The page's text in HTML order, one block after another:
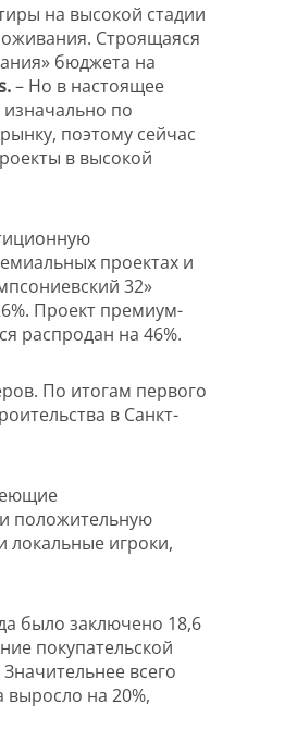
на высокой стадии
Строящаяся
бюджета на
– Но в настоящее
по
поэтому сейчас
в высокой
проектах и
32»
Проект премиум-
распродан на 46%.
По итогам первого
в Санкт-
положительную
локальные игроки,
было заключено 18,6
покупательской
всего
выросло на 20%,